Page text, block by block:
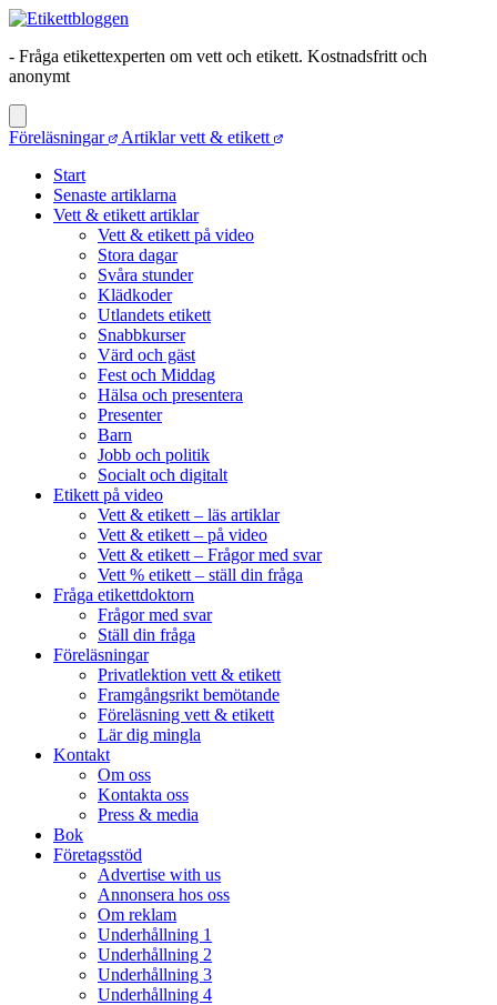
- Fråga etikettexperten om vett och etikett. Kostnadsfritt och
anonymt
Föreläsningar
Artiklar vett & etikett
Start
Senaste artiklarna
Vett & etikett artiklar
Vett & etikett på video
Stora dagar
Svåra stunder
Klädkoder
Utlandets etikett
Snabbkurser
Värd och gäst
Fest och Middag
Hälsa och presentera
Presenter
Barn
Jobb och politik
Socialt och digitalt
Etikett på video
Vett & etikett – läs artiklar
Vett & etikett – på video
Vett & etikett – Frågor med svar
Vett % etikett – ställ din fråga
Fråga etikettdoktorn
Frågor med svar
Ställ din fråga
Föreläsningar
Privatlektion vett & etikett
Framgångsrikt bemötande
Föreläsning vett & etikett
Lär dig mingla
Kontakt
Om oss
Kontakta oss
Press & media
Bok
Företagsstöd
Advertise with us
Annonsera hos oss
Om reklam
Underhållning 1
Underhållning 2
Underhållning 3
Underhållning 4